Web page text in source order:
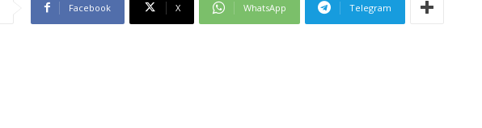
Facebook X WhatsApp Telegram